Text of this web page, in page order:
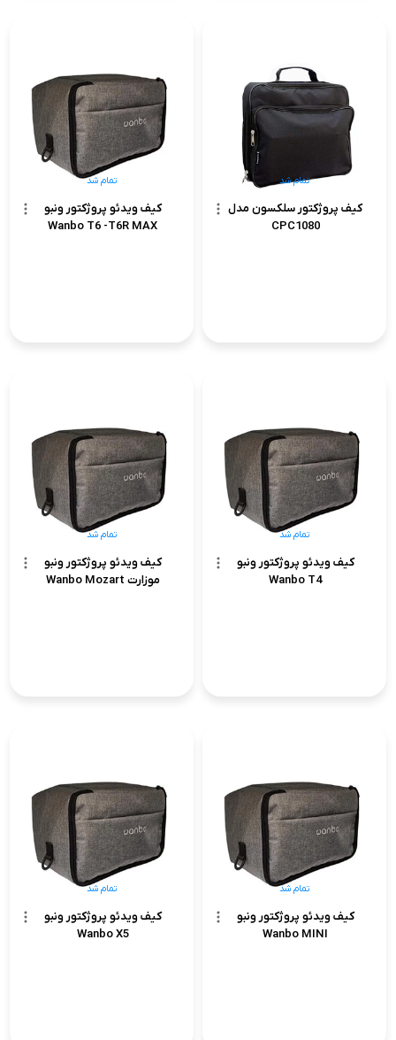
کیف پروژکتور سلکسون مدل
CPC1080
تمام شد
کیف ویدئو پروژکتور ونبو
Wanbo T6 -T6R MAX
تمام شد
کیف ویدئو پروژکتور ونبو
Wanbo T4
تمام شد
کیف ویدئو پروژکتور ونبو
موزارت Wanbo Mozart
تمام شد
کیف ویدئو پروژکتور ونبو
Wanbo MINI
تمام شد
کیف ویدئو پروژکتور ونبو
Wanbo X5
تمام شد